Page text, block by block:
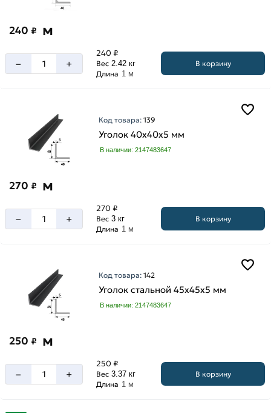
240 ₽ м
– +
240 ₽
Вес 2.42 кг
Длина 1 м
В корзину
Код товара:139
Уголок 40х40х5 мм
В наличии: 2147483647
270 ₽ м
– +
270 ₽
Вес 3 кг
Длина 1 м
В корзину
Код товара:142
Уголок стальной 45х45х5 мм
В наличии: 2147483647
250 ₽ м
– +
250 ₽
Вес 3.37 кг
Длина 1 м
В корзину